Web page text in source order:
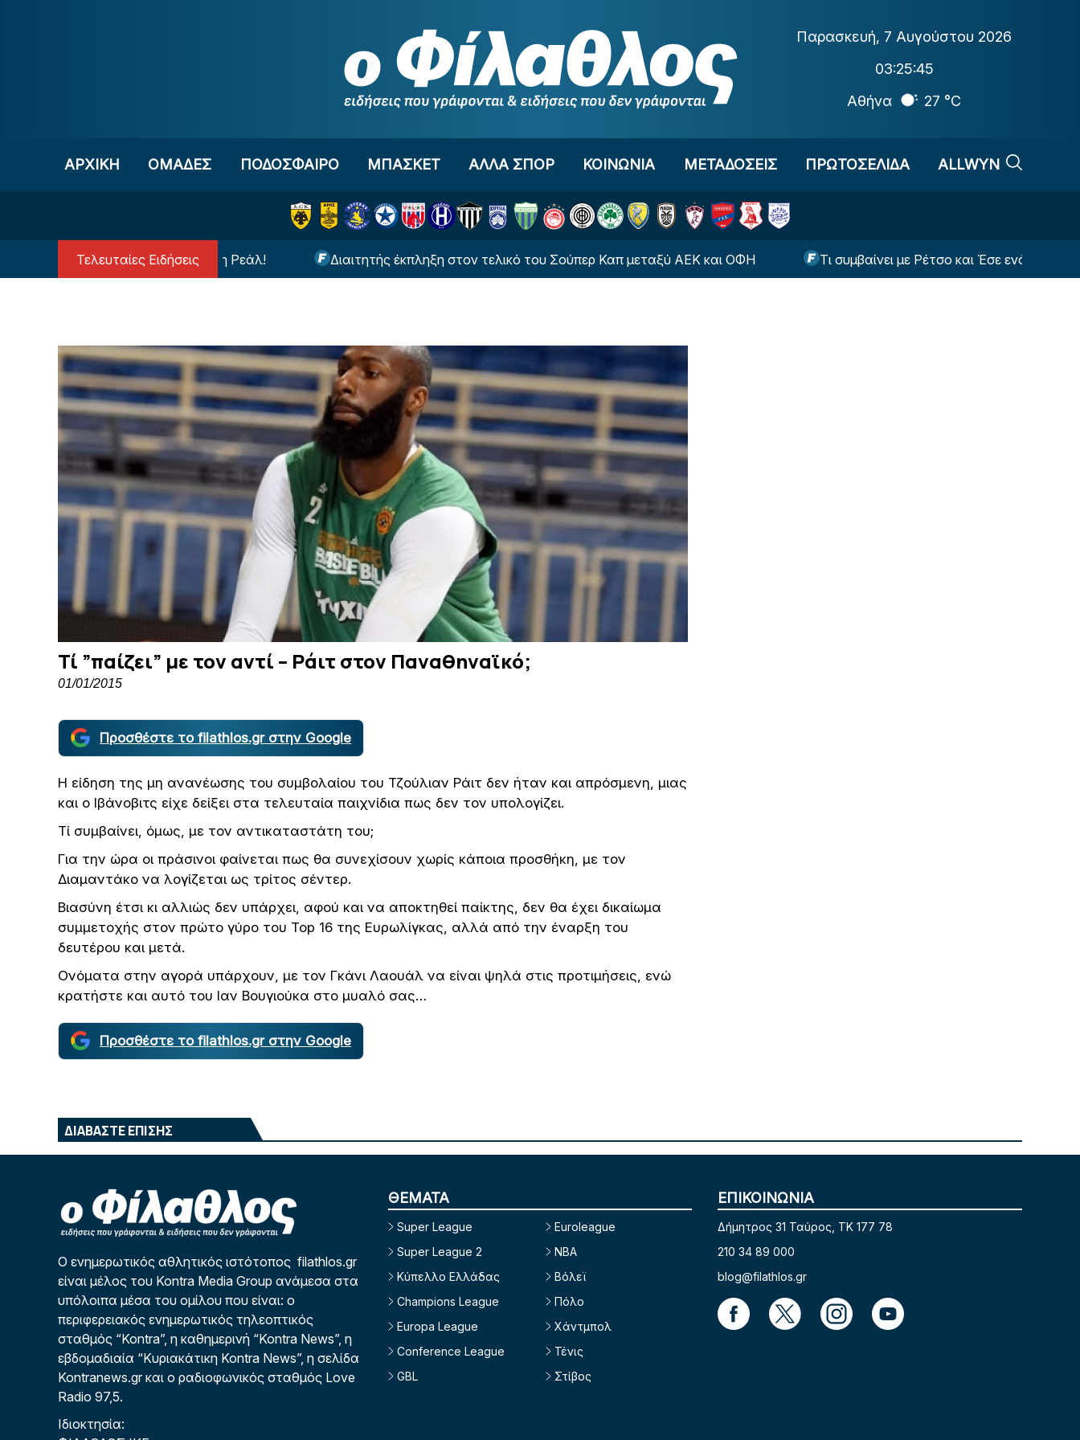
Παρασκευή, 7 Αυγούστου 2026
03:25:45
Αθήνα
27 °C
ΑΡΧΙΚΗ OΜΑΔΕΣ ΠΟΔΟΣΦΑΙΡΟ ΜΠΑΣΚΕΤ ΑΛΛΑ ΣΠΟΡ ΚΟΙΝΩΝΙΑ ΜΕΤΑΔΟΣΕΙΣ ΠΡΩΤΟΣΕΛΙΔΑ ALLWYN
Τελευταίες Ειδήσεις
με τον Βινίσιους στη Ρεάλ! Διαιτητής έκπληξη στον τελικό του Σούπερ Καπ μεταξύ ΑΕΚ και ΟΦΗ Τι συμβαίνει με Ρέτσο και Έσε ενόψει της
Τί ”παίζει” με τον αντί – Ράιτ στον Παναθηναϊκό;
01/01/2015
Προσθέστε το filathlos.gr στην Google
Η είδηση της μη ανανέωσης του συμβολαίου του Τζούλιαν Ράιτ δεν ήταν και απρόσμενη, μιας
και ο Ιβάνοβιτς είχε δείξει στα τελευταία παιχνίδια πως δεν τον υπολογίζει.
Τί συμβαίνει, όμως, με τον αντικαταστάτη του;
Για την ώρα οι πράσινοι φαίνεται πως θα συνεχίσουν χωρίς κάποια προσθήκη, με τον
Διαμαντάκο να λογίζεται ως τρίτος σέντερ.
Βιασύνη έτσι κι αλλιώς δεν υπάρχει, αφού και να αποκτηθεί παίκτης, δεν θα έχει δικαίωμα
συμμετοχής στον πρώτο γύρο του Top 16 της Ευρωλίγκας, αλλά από την έναρξη του
δευτέρου και μετά.
Ονόματα στην αγορά υπάρχουν, με τον Γκάνι Λαουάλ να είναι ψηλά στις προτιμήσεις, ενώ
κρατήστε και αυτό του Ιαν Βουγιούκα στο μυαλό σας…
Προσθέστε το filathlos.gr στην Google
ΔΙΑΒΑΣΤΕ ΕΠΙΣΗΣ
Ο ενημερωτικός αθλητικός ιστότοπος filathlos.gr
είναι μέλος του Kontra Media Group ανάμεσα στα
υπόλοιπα μέσα του ομίλου που είναι: ο
περιφερειακός ενημερωτικός τηλεοπτικός
σταθμός “Kontra”, η καθημερινή “Kontra News”, η
εβδομαδιαία “Κυριακάτικη Kontra News”, η σελίδα
Kontranews.gr και ο ραδιοφωνικός σταθμός Love
Radio 97,5.
Ιδιοκτησία:
ΘΕΜΑΤΑ
Super League
Super League 2
Κύπελλο Ελλάδας
Champions League
Europa League
Conference League
GBL
Euroleague
NBA
Βόλεϊ
Πόλο
Χάντμπολ
Τένις
Στίβος
ΕΠΙΚΟΙΝΩΝΙΑ
Δήμητρος 31 Ταύρος, TK 177 78
210 34 89 000
blog@filathlos.gr